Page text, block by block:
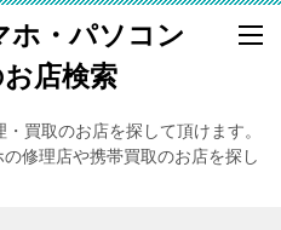
ホ・パソコン
店検索
買取のお店を探して頂けます。
修理店や携帯買取のお店を探し